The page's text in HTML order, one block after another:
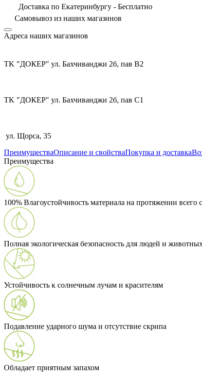
Доставка по Екатеринбургу - Бесплатно
Самовывоз из наших магазинов
Адреса наших магазинов
TK "ДОКЕР" ул. Бахчиванджи 2б, пав В2
TK "ДОКЕР" ул. Бахчиванджи 2б, пав С1
ул. Щорса, 35
ПреимуществаОписание и свойстваПокупка и доставка
Преимущества
100% Влагоустойчивость материала на протяжении всего
Полная экологическая безопасность для людей и
Устойчивость к солнечным лучам и красителям
Подавление ударного шума и отсутствие скрипа
Обладает приятным запахом